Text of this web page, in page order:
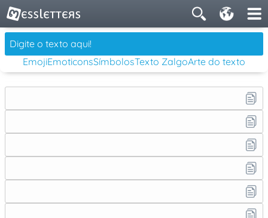
EmojiEmoticonsSímbolosTexto ZalgoArte do texto